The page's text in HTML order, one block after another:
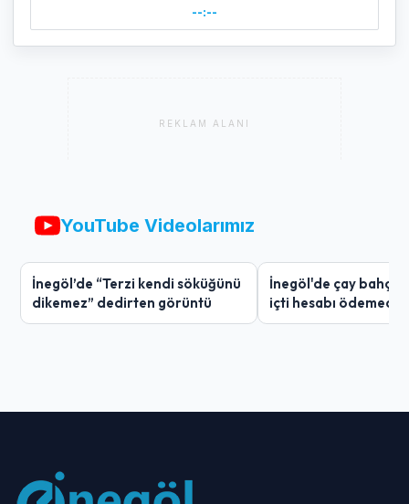
--:--
REKLAM ALANI
YouTube Videolarımız
İnegöl’de “Terzi kendi söküğünü
dikemez” dedirten görüntü
İnegöl'de çay
içti hesabı ödemedi